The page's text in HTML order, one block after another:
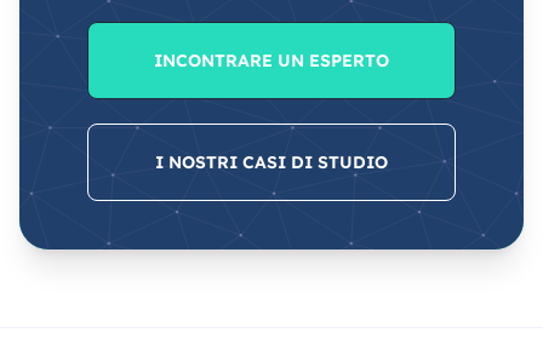
INCONTRARE UN ESPERTO
I NOSTRI CASI DI STUDIO